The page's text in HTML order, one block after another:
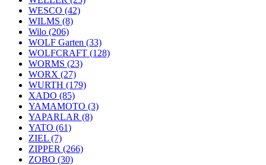
WESCO (42)
WILMS (8)
Wilo (206)
WOLF Garten (33)
WOLFCRAFT (128)
WORMS (23)
WORX (27)
WURTH (179)
XADO (85)
YAMAMOTO (3)
YAPARLAR (8)
YATO (61)
ZIEL (7)
ZIPPER (266)
ZOBO (30)